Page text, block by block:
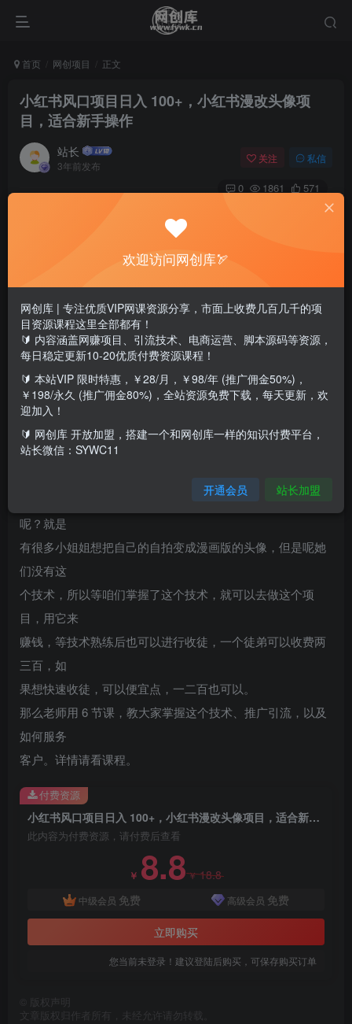
首页 网创项目 正文
小红书风口项目日入 100+，小红书漫改头像项
目，适合新手操作
站长
3年前发布
关注 私信
0 1861 571
你好啊，有很多想用业余时间做副业赚钱的朋友，但是光有
这个心却
苦恼于没有技术，那么今天老师就给你们教你们一个小红书
目。这个项目就是漫改头像，这个项目的是怎么应运而生的
呢？就是
有很多小姐姐想把自己的自拍变成漫画版的头像，但是呢她
们没有这
个技术，所以等咱们掌握了这个技术，就可以去做这个项
目，用它来
赚钱，等技术熟练后也可以进行收徒，一个徒弟可以收费两
三百，如
果想快速收徒，可以便宜点，一二百也可以。
那么老师用 6 节课，教大家掌握这个技术、推广引流，以及
如何服务
客户。详情请看课程。
小红书风口项目日入 100+，小红书漫改头像项目，适合新手操作
此内容为付费资源，请付费后查看
￥ 8.8￥18.8
中级会员 免费 高级会员 免费
立即购买
您当前未登录！建议登陆后购买，可保存购买订单
付费资源
版权声明
文章版权归作者所有，未经允许请勿转载。
欢迎访问网创库🏹
网创库 | 专注优质VIP网课资源分享，市面上收费几百几千的项
目资源课程这里全部都有！
🔰 内容涵盖网赚项目、引流技术、电商运营、脚本源码等资源，
每日稳定更新10-20优质付费资源课程！
🔰 本站VIP 限时特惠，￥28/月，￥98/年 (推广佣金50%)，
￥198/永久 (推广佣金80%)，全站资源免费下载，每天更新，欢
迎加入！
🔰 网创库 开放加盟，搭建一个和网创库一样的知识付费平台，
站长微信：SYWC11
开通会员 站长加盟